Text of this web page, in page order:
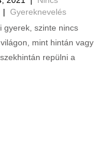
| Gyereknevelés
gyerek, szinte nincs
mint hintán vagy
repülni a